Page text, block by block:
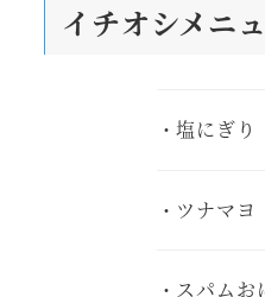
イチオシメニ
・塩にぎり
・ツナマヨ
・スパムお